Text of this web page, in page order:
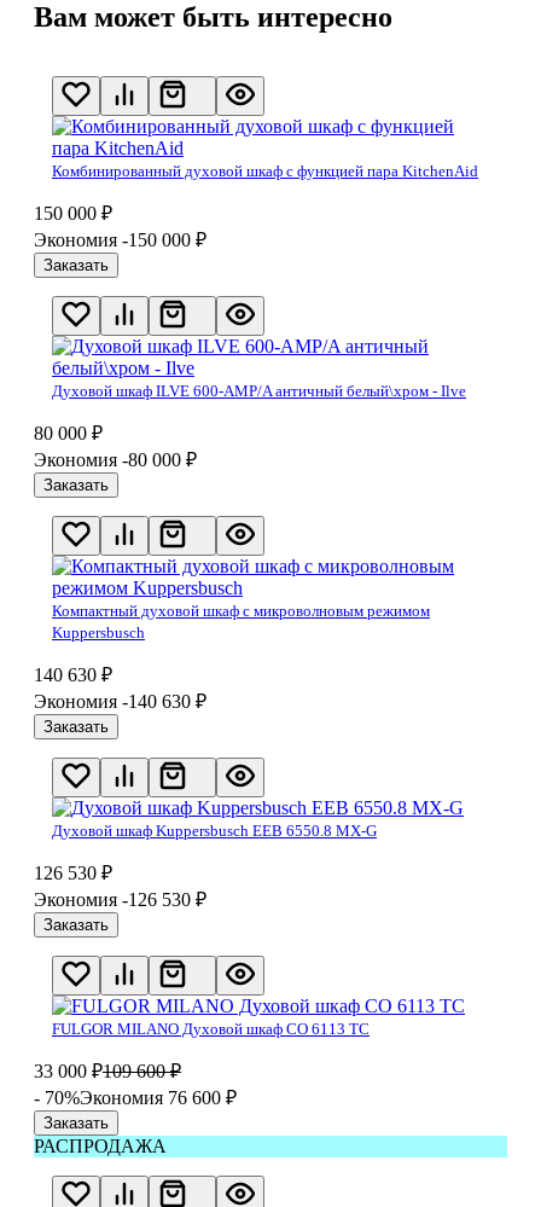
Вам может быть интересно
Комбинированный духовой шкаф с функцией пара KitchenAid
150 000 ₽
Экономия -150 000 ₽
Заказать
Духовой шкаф ILVE 600-AMP/A античный белый\хром - Ilve
80 000 ₽
Экономия -80 000 ₽
Заказать
Компактный духовой шкаф с микроволновым режимом
Kuppersbusch
140 630 ₽
Экономия -140 630 ₽
Заказать
Духовой шкаф Kuppersbusch EEB 6550.8 MX-G
126 530 ₽
Экономия -126 530 ₽
Заказать
FULGOR MILANO Духовой шкаф CO 6113 TC
33 000 ₽109 600 ₽
- 70%Экономия 76 600 ₽
Заказать
РАСПРОДАЖА